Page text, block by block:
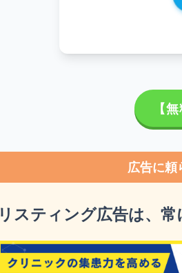
【
広告に頼
リスティング広告は、